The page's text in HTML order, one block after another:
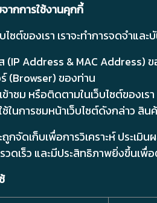
ากการใช้งานคุกกี้
ไซต์ของเรา เราจะทำการจดจำ
Address & MAC Address)
(Browser) ของท่าน
าชม หรือติดตามในเว็บไซต์ของเรา
ในการชมหน้าเว็บไซต์ดังกล่าว สิ
กจัดเก็บเพื่อการวิเคราะห์ ประเ
วดเร็ว และมีประสิทธิภาพยิ่งขึ้นเ